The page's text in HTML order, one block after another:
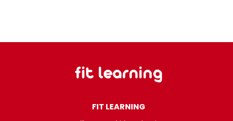
FIT LEARNING